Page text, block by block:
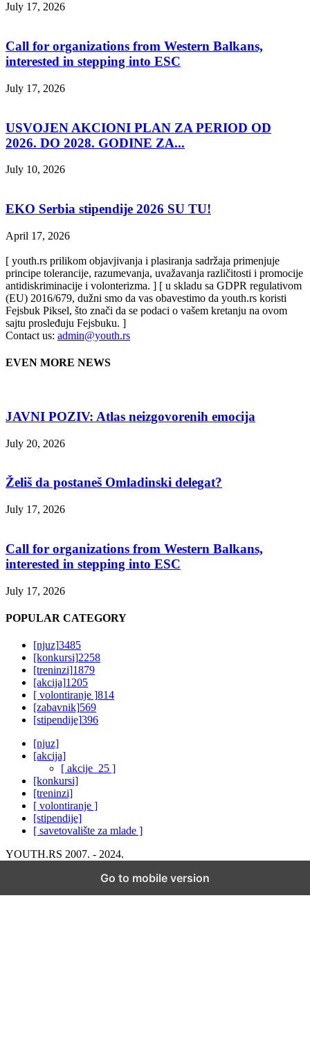
July 17, 2026
Call for organizations from Western Balkans,
interested in stepping into ESC
July 17, 2026
USVOJEN AKCIONI PLAN ZA PERIOD OD
2026. DO 2028. GODINE ZA...
July 10, 2026
EKO Serbia stipendije 2026 SU TU!
April 17, 2026
[ youth.rs prilikom objavjivanja i plasiranja sadržaja primenjuje
principe tolerancije, razumevanja, uvažavanja različitosti i promocije
antidiskriminacije i volonterizma. ] [ u skladu sa GDPR regulativom
(EU) 2016/679, dužni smo da vas obavestimo da youth.rs koristi
Fejsbuk Piksel, što znači da se podaci o vašem kretanju na ovom
sajtu prosleđuju Fejsbuku. ]
Contact us: admin@youth.rs
EVEN MORE NEWS
JAVNI POZIV: Atlas neizgovorenih emocija
July 20, 2026
Želiš da postaneš Omladinski delegat?
July 17, 2026
Call for organizations from Western Balkans,
interested in stepping into ESC
July 17, 2026
POPULAR CATEGORY
[njuz]3485
[konkursi]2258
[treninzi]1879
[akcija]1205
[ volontiranje ]814
[zabavnik]569
[stipendije]396
[njuz]
[akcija]
[ akcije_25 ]
[konkursi]
[treninzi]
[ volontiranje ]
[stipendije]
[ savetovalište za mlade ]
YOUTH.RS 2007. - 2024.
Go to mobile version